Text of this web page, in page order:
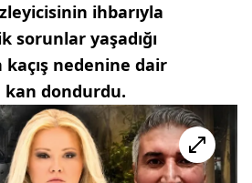
ihbarıyla
sorunlar yaşadığı
kaçış nedenine dair
kan dondurdu.